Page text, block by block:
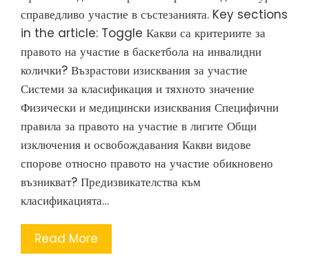
справедливо участие в състезанията. Key sections
in the article: Toggle Какви са критериите за
правото на участие в баскетбола на инвалидни
колички? Възрастови изисквания за участие
Системи за класификация и тяхното значение
Физически и медицински изисквания Специфични
правила за правото на участие в лигите Общи
изключения и освобождавания Какви видове
спорове относно правото на участие обикновено
възникват? Предизвикателства към
класификацията…
Read More